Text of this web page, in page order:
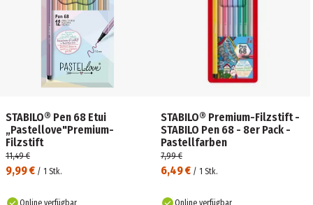
STABILO® Pen 68 Etui
„Pastellove"Premium-
Filzstift
9,99 € / 1 Stk.
11,49 €
Online verfügbar
STABILO® Premium-Filzstift -
STABILO Pen 68 - 8er Pack -
Pastellfarben
6,49 € / 1 Stk.
7,99 €
Online verfügbar